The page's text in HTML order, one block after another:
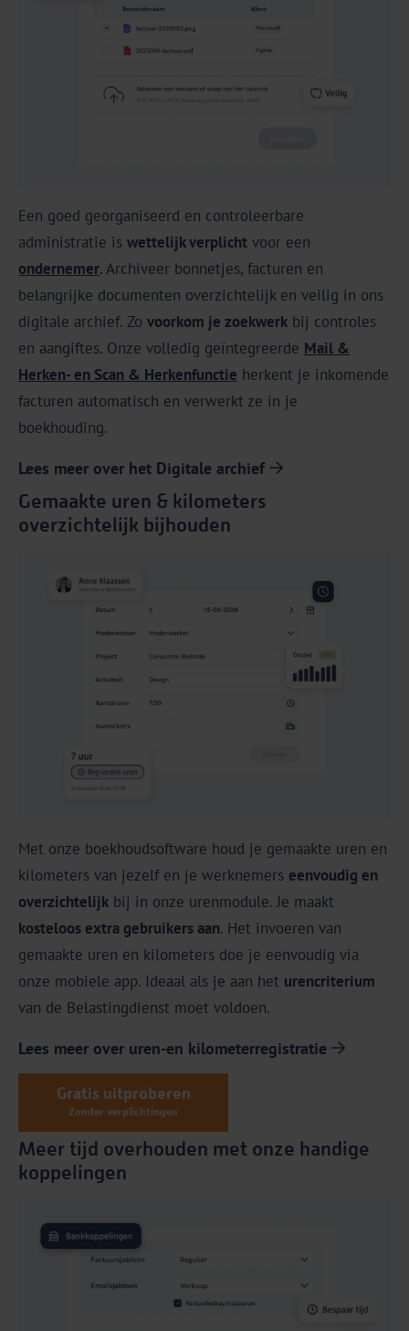
Een goed georganiseerd en controleerbare
administratie is wettelijk verplicht voor een
ondernemer. Archiveer bonnetjes, facturen en
belangrijke documenten overzichtelijk en veilig in ons
digitale archief. Zo voorkom je zoekwerk bij controles
en aangiftes. Onze volledig geïntegreerde Mail &
Herken- en Scan & Herkenfunctie herkent je inkomende
facturen automatisch en verwerkt ze in je
boekhouding.
Lees meer over het Digitale archief
Gemaakte uren & kilometers
overzichtelijk bijhouden
Met onze boekhoudsoftware houd je gemaakte uren en
kilometers van jezelf en je werknemers eenvoudig en
overzichtelijk bij in onze urenmodule. Je maakt
kosteloos extra gebruikers aan. Het invoeren van
gemaakte uren en kilometers doe je eenvoudig via
onze mobiele app. Ideaal als je aan het urencriterium
van de Belastingdienst moet voldoen.
Lees meer over uren-en kilometerregistratie
Gratis uitproberen
Zonder verplichtingen
Meer tijd overhouden met onze handige
koppelingen